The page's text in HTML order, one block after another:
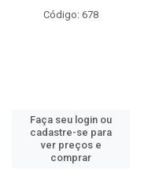
Código: 678
Faça seu login ou
cadastre-se para
ver preços e
comprar